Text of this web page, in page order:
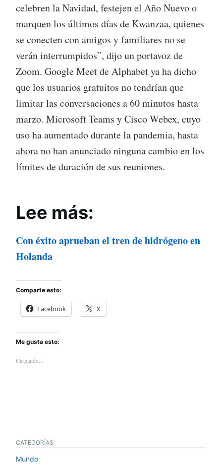
celebren la Navidad, festejen el Año Nuevo o
marquen los últimos días de Kwanzaa, quienes
se conecten con amigos y familiares no se
verán interrumpidos”, dijo un portavoz de
Zoom. Google Meet de Alphabet ya ha dicho
que los usuarios gratuitos no tendrían que
limitar las conversaciones a 60 minutos hasta
marzo. Microsoft Teams y Cisco Webex, cuyo
uso ha aumentado durante la pandemia, hasta
ahora no han anunciado ninguna cambio en los
límites de duración de sus reuniones.
Lee más:
Con éxito aprueban el tren de hidrógeno en
Holanda
Comparte esto:
Facebook X
Me gusta esto:
Cargando...
CATEGORÍAS
Mundo